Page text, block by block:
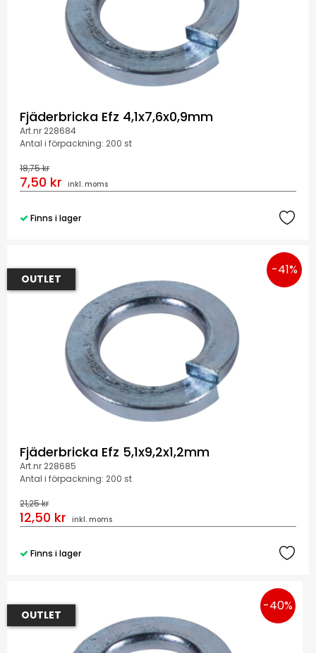
Fjäderbricka Efz 4,1x7,6x0,9mm
Art.nr 228684
Antal i förpackning: 200 st
18,75 kr
7,50 kr inkl. moms
Finns i lager
-41%
OUTLET
Fjäderbricka Efz 5,1x9,2x1,2mm
Art.nr 228685
Antal i förpackning: 200 st
21,25 kr
12,50 kr inkl. moms
Finns i lager
-40%
OUTLET